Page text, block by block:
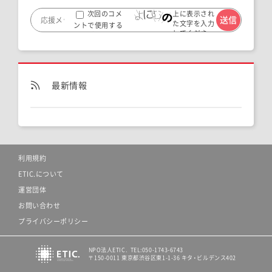
0
2025.03.13
次回のコメ
ントで使用する
ためブラウザー
イトを保存する。
上に表示され
た文字を入力
してくださ
最新情報
利用規約
ETIC.について
運営団体
お問い合わせ
プライバシーポリシー
NPO法人ETIC. TEL:050-1743-6743
〒150-0011 東京都渋谷区東1-1-36 キタ・ビルデンス402